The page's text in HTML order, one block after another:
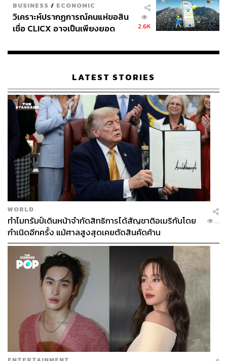
BUSINESS / ECONOMIC
วิเคราะห์ปรากฏการณ์คนแห่ขอสิน
เชื่อ CLICX อาจเป็นเพียงยอด
เรือนไทยที่ถูกซุกไว้
2.6K
LATEST STORIES
WORLD
ทำไมทรัมป์เดินหน้าจำกัดสิทธิการได้สัญชาติอเมริกันโดย
กำเนิดอีกครั้ง แม้ศาลสูงสุดเคยตัดสินคัดค้าน
...